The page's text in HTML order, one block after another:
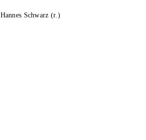
Schwarz (r.)